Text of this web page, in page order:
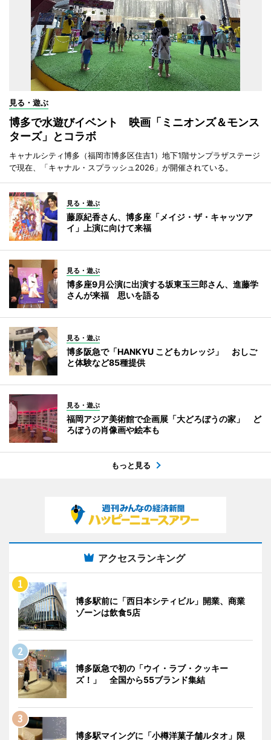
見る・遊ぶ
博多で水遊びイベント 映画「ミニオンズ＆モンス
ターズ」とコラボ
キャナルシティ博多（福岡市博多区住吉1）地下1階サンプラザステージ
で現在、「キャナル・スプラッシュ2026」が開催されている。
見る・遊ぶ
藤原紀香さん、博多座「メイジ・ザ・キャッツア
イ」上演に向けて来福
見る・遊ぶ
博多座9月公演に出演する坂東玉三郎さん、進藤学
さんが来福 思いを語る
見る・遊ぶ
博多阪急で「HANKYU こどもカレッジ」 おしご
と体験など85種提供
見る・遊ぶ
福岡アジア美術館で企画展「大どろぼうの家」 ど
ろぼうの肖像画や絵本も
もっと見る
アクセスランキング
博多駅前に「西日本シティビル」開業、商業
ゾーンは飲食5店
博多阪急で初の「ウイ・ラブ・クッキー
ズ！」 全国から55ブランド集結
博多駅マイングに「小樽洋菓子舗ルタオ」限